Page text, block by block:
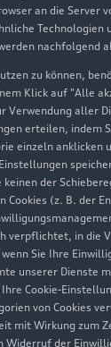
an die Server
Technologien
nachfolgend
zu können,
Klick auf "Alle
Verwendung aller
erteilen, indem
einzeln anklicken
keinen der
Cookies (z. B. der
verpflichtet, in die
Sie Ihre
unserer Dienste
Cookie-
von Cookies
mit Wirkung zum
Widerruf der
Sie
Zur
kontaktieren